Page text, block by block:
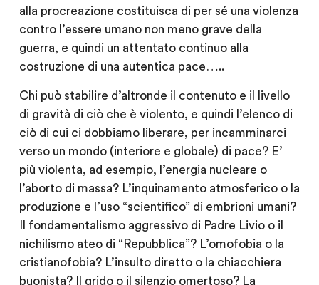
alla procreazione costituisca di per sé una violenza
contro l’essere umano non meno grave della
guerra, e quindi un attentato continuo alla
costruzione di una autentica pace…..
Chi può stabilire d’altronde il contenuto e il livello
di gravità di ciò che è violento, e quindi l’elenco di
ciò di cui ci dobbiamo liberare, per incamminarci
verso un mondo (interiore e globale) di pace? E’
più violenta, ad esempio, l’energia nucleare o
l’aborto di massa? L’inquinamento atmosferico o la
produzione e l’uso “scientifico” di embrioni umani?
Il fondamentalismo aggressivo di Padre Livio o il
nichilismo ateo di “Repubblica”? L’omofobia o la
cristianofobia? L’insulto diretto o la chiacchiera
buonista? Il grido o il silenzio omertoso? La